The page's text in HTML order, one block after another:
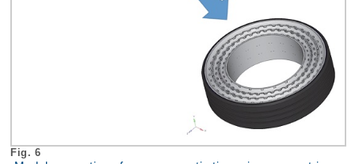
Fig. 6